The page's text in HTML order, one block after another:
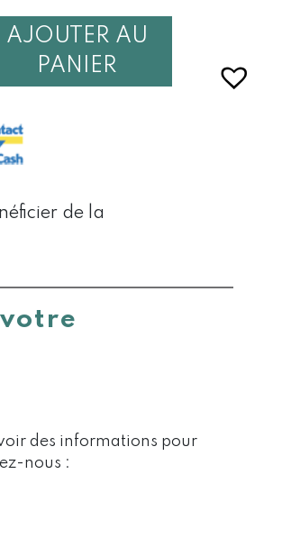
AJOUTER AU
PANIER
de la
des informations pour
nous :